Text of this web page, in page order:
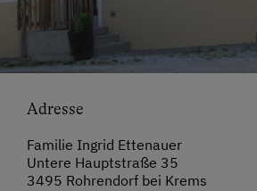
Adresse
Familie Ingrid Ettenauer
Untere Hauptstraße 35
3495 Rohrendorf bei Krems